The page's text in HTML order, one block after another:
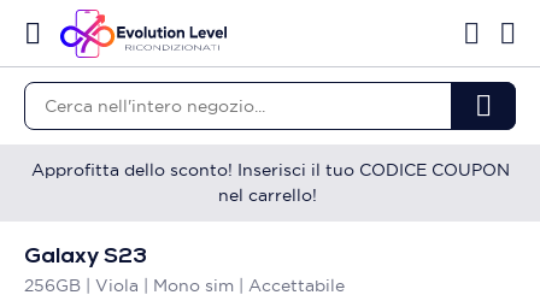
Approfitta dello sconto! Inserisci il tuo CODICE COUPON
nel carrello!
Galaxy S23
256GB | Viola | Mono sim | Accettabile